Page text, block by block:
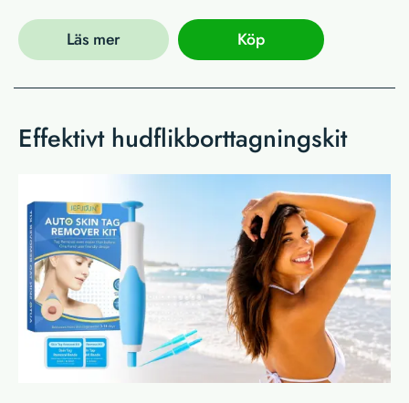
Läs mer Köp
Effektivt hudflikborttagningskit